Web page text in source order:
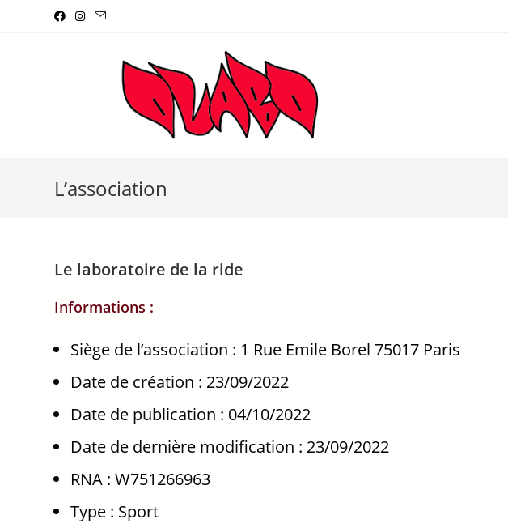
L’association
Le laboratoire de la ride
Informations :
Siège de l’association : 1 Rue Emile Borel 75017 Paris
Date de création : 23/09/2022
Date de publication : 04/10/2022
Date de dernière modification : 23/09/2022
RNA : W751266963
Type : Sport